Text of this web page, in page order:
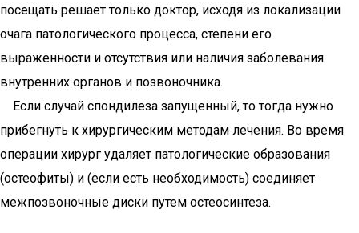
посещать решает только доктор, исходя из локализации
очага патологического процесса, степени его
выраженности и отсутствия или наличия заболевания
внутренних органов и позвоночника.
Если случай спондилеза запущенный, то тогда нужно
прибегнуть к хирургическим методам лечения. Во время
операции хирург удаляет патологические образования
(остеофиты) и (если есть необходимость) соединяет
межпозвоночные диски путем остеосинтеза.